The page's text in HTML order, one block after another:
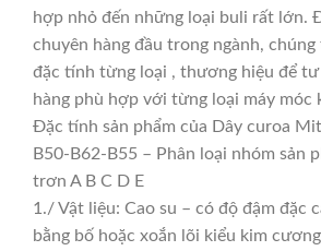
hợp nhỏ đến những loại buli rất lớn.
chuyên hàng đầu trong ngành,
đặc tính từng loại , thương hiệu để tư
hàng phù hợp với từng loại máy móc
Đặc tính sản phẩm của Dây curoa
B50-B62-B55 – Phân loại nhóm sản
trơn A B C D E
1./ Vật liệu: Cao su – có độ đậm đặc
bằng bố hoặc xoắn lõi kiểu kim